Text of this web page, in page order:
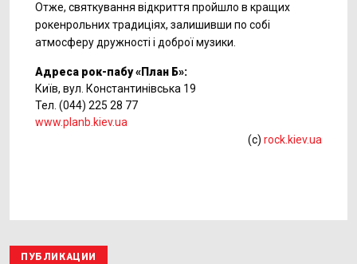
Отже, святкування відкриття пройшло в кращих
рокенрольних традиціях, залишивши по собі
атмосферу дружності і доброї музики.
Адреса рок-пабу «План Б»:
Київ, вул. Константинівська 19
Тел. (044) 225 28 77
www.planb.kiev.ua
(c) rock.kiev.ua
ПУБЛИКАЦИИ